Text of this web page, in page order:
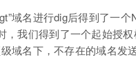
域名进行dig后得到了一
，我们得到了一个起始授
域名下，不存在的域名